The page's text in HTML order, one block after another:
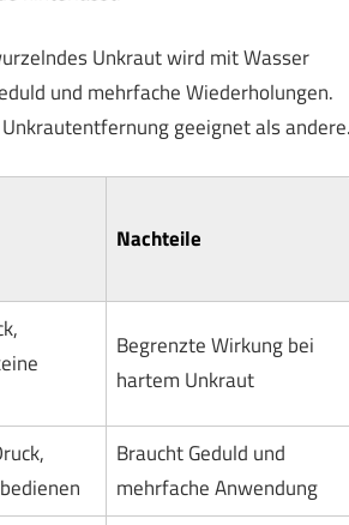
Unkraut wird mit Wasser
und mehrfache Wiederholungen.
geeignet als andere.
Nachteile
Begrenzte Wirkung bei
hartem Unkraut
Braucht Geduld und
mehrfache Anwendung